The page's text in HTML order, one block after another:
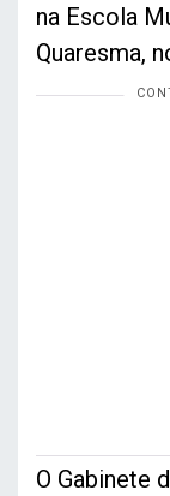
na Escola
Quaresma,
O Gabinete